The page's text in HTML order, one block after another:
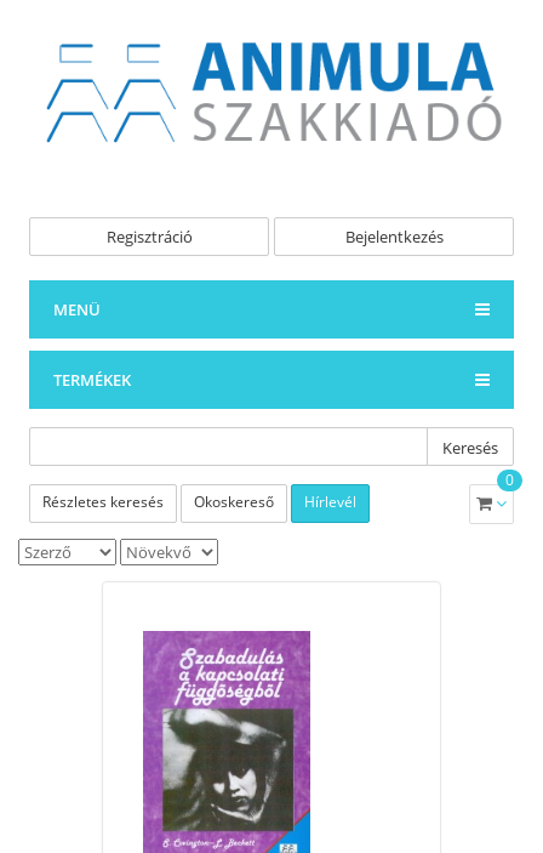
Regisztráció Bejelentkezés
MENÜ
TERMÉKEK
Keresés
Részletes keresés Okoskereső Hírlevél
0